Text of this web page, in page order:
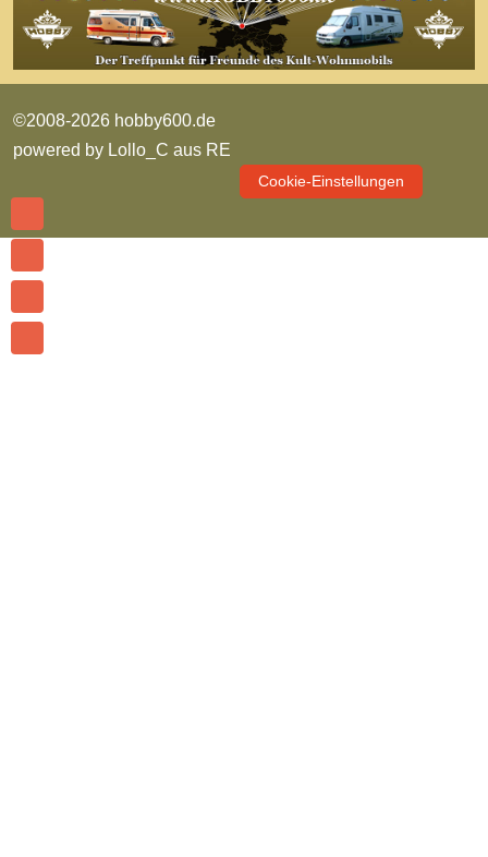
©2008-2026 hobby600.de
powered by Lollo_C aus RE
Cookie-Einstellungen